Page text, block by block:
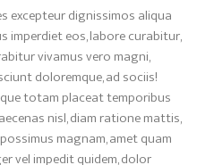
excepteur dignissimos aliqua
imperdiet eos, labore curabitur,
vivamus vero magni,
doloremque, ad sociis!
totam placeat temporibus
nisl, diam ratione mattis,
magnam, amet quam
vel impedit quidem, dolor